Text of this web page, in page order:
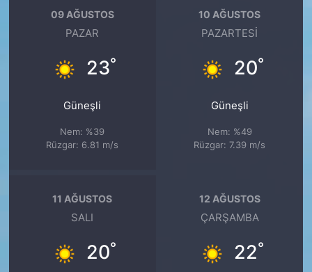
09 AĞUSTOS
PAZAR
23°
Güneşli
Nem: %39
Rüzgar: 6.81 m/s
10 AĞUSTOS
PAZARTESI
20°
Güneşli
Nem: %49
Rüzgar: 7.39 m/s
11 AĞUSTOS
SALI
20°
12 AĞUSTOS
ÇARŞAMBA
22°